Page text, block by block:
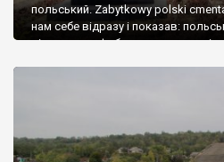
польський. Zabytkowy polski
нам себе відразу і показав:
віднести до фабричних, польські